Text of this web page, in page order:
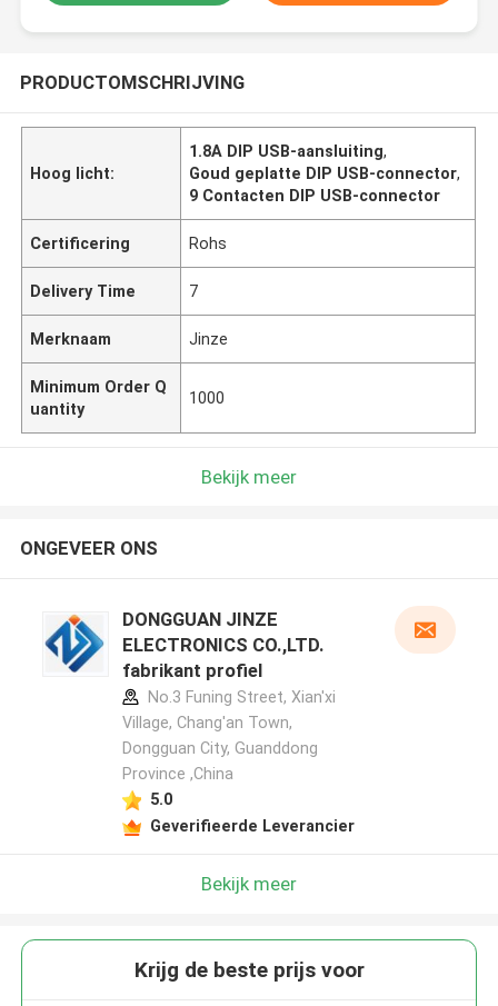
PRODUCTOMSCHRIJVING
Hoog licht:
1.8A DIP USB-aansluiting,
Goud geplatte DIP USB-connector,
9 Contacten DIP USB-connector
Certificering Rohs
Delivery Time 7
Merknaam Jinze
Minimum Order Q
uantity
1000
Bekijk meer
ONGEVEER ONS
DONGGUAN JINZE
ELECTRONICS CO.,LTD.
fabrikant profiel
No.3 Funing Street, Xian'xi
Village, Chang'an Town,
Dongguan City, Guanddong
Province ,China
5.0
Geverifieerde Leverancier
Bekijk meer
Krijg de beste prijs voor